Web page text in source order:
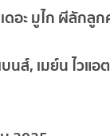
ดอะ มูไก ผีลักลู
บนส์, เมย์น ไวแ